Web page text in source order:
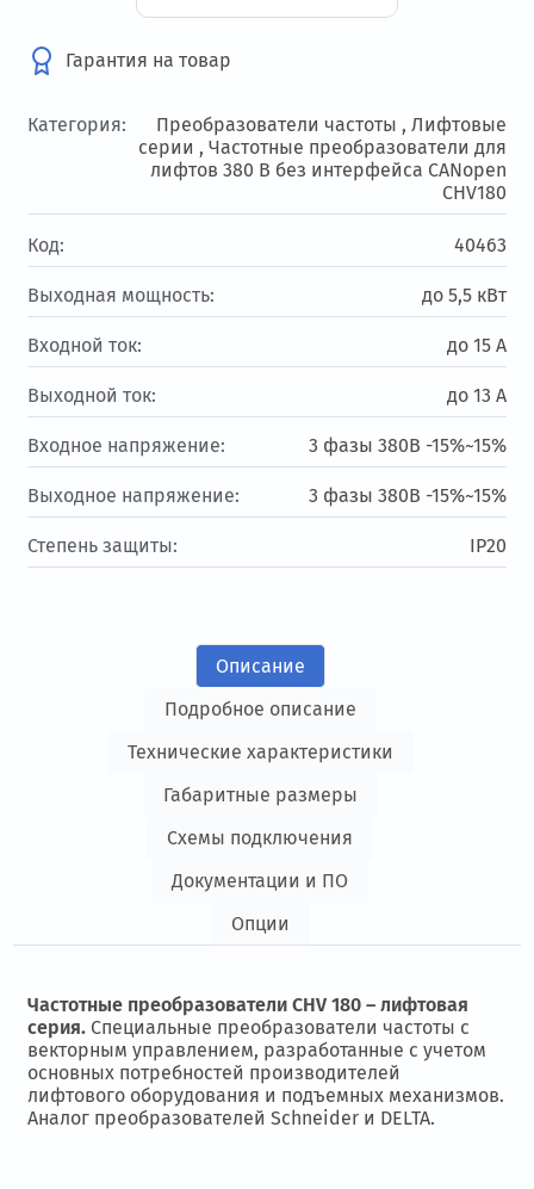
Гарантия на товар
Категория: Преобразователи частоты , Лифтовые
серии , Частотные преобразователи для
лифтов 380 В без интерфейса CANopen
CHV180
Код: 40463
Выходная мощность: до 5,5 кВт
Входной ток: до 15 А
Выходной ток: до 13 А
Входное напряжение: 3 фазы 380В -15%~15%
Выходное напряжение: 3 фазы 380В -15%~15%
Степень защиты: IP20
Описание
Подробное описание
Технические характеристики
Габаритные размеры
Схемы подключения
Документации и ПО
Опции
Частотные преобразователи CHV 180 – лифтовая
серия. Специальные преобразователи частоты с
векторным управлением, разработанные с учетом
основных потребностей производителей
лифтового оборудования и подъемных механизмов.
Аналог преобразователей Schneider и DELTA.